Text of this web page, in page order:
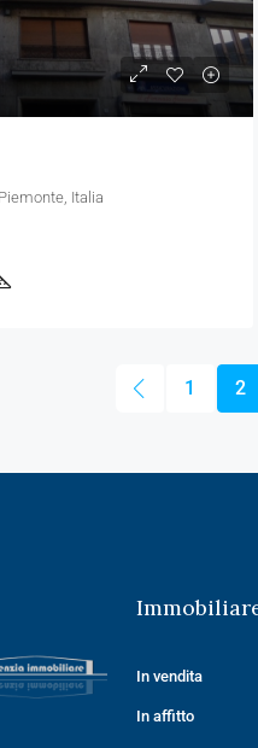
Italia
1 2
In vendita
In affitto